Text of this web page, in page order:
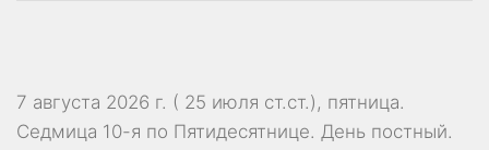
7 августа 2026 г. ( 25 июля ст.ст.), пятница.
Седмица 10-я по Пятидесятнице. День постный.